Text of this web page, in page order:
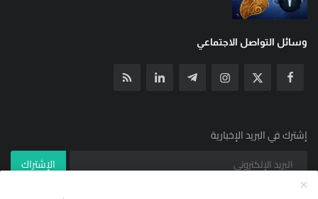
وسائل التواصل الاجتماعي
إشترك في البريد الإخبارية
الإشتراك